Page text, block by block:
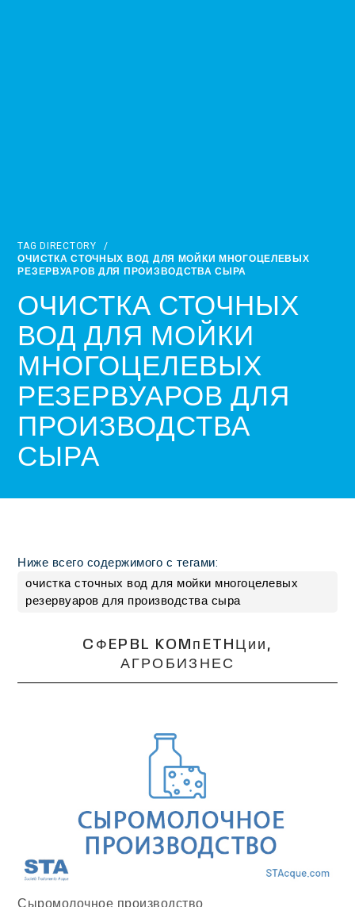
TAG DIRECTORY /
ОЧИСТКА СТОЧНЫХ ВОД ДЛЯ МОЙКИ МНОГОЦЕЛЕВЫХ
РЕЗЕРВУАРОВ ДЛЯ ПРОИЗВОДСТВА СЫРА
ОЧИСТКА СТОЧНЫХ
ВОД ДЛЯ МОЙКИ
МНОГОЦЕЛЕВЫХ
РЕЗЕРВУАРОВ ДЛЯ
ПРОИЗВОДСТВА
СЫРА
Ниже всего содержимого с тегами:
очистка сточных вод для мойки многоцелевых
резервуаров для производства сыра
CФEPBL KOMᴨETHЦᴎᴎ,
АГРОБИЗНЕС